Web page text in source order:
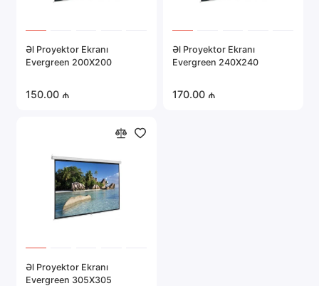
Əl Proyektor Ekranı
Evergreen 200X200
150.00 ₼
Əl Proyektor Ekranı
Evergreen 240X240
170.00 ₼
Əl Proyektor Ekranı
Evergreen 305X305